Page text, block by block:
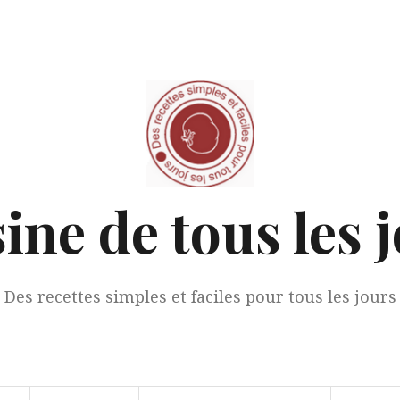
de tous les
Des recettes simples et faciles pour tous les jours